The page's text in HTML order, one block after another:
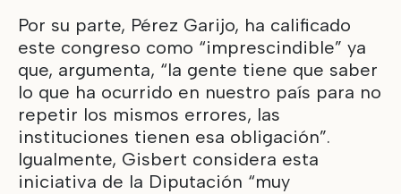
Por su parte, Pérez Garijo, ha calificado
este congreso como “imprescindible” ya
que, argumenta, “la gente tiene que saber
lo que ha ocurrido en nuestro país para no
repetir los mismos errores, las
instituciones tienen esa obligación”.
Igualmente, Gisbert considera esta
iniciativa de la Diputación “muy